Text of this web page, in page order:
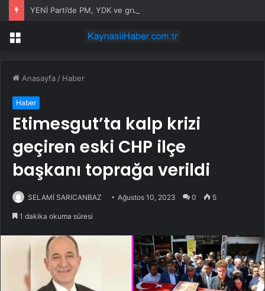
YENİ Parti’de PM, YDK ve grup başkanvekilleri belirlendi
Menü
Anasayfa / Haber
Haber
Etimesgut’ta kalp krizi
geçiren eski CHP ilçe
başkanı toprağa verildi
SELAMİ SARICANBAZ Ağustos 10, 2023 0 5
1 dakika okuma süresi